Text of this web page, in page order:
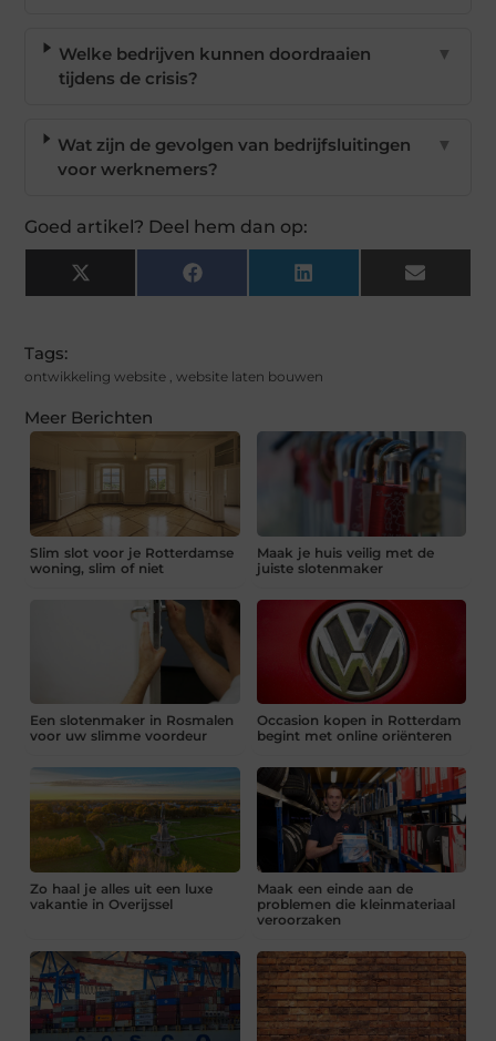
Welke bedrijven kunnen doordraaien
tijdens de crisis?
▼
Wat zijn de gevolgen van bedrijfsluitingen
voor werknemers?
▼
Goed artikel? Deel hem dan op:
X
(Twitter)
Facebook LinkedIn Email
Tags:
ontwikkeling website ,website laten bouwen
Meer Berichten
Slim slot voor je Rotterdamse
woning, slim of niet
Maak je huis veilig met de
juiste slotenmaker
Een slotenmaker in Rosmalen
voor uw slimme voordeur
Occasion kopen in Rotterdam
begint met online oriënteren
Zo haal je alles uit een luxe
vakantie in Overijssel
Maak een einde aan de
problemen die kleinmateriaal
veroorzaken